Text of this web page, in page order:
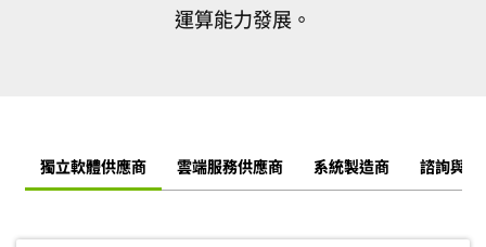
運算能力發展。
獨立軟體供應商 雲端服務供應商 系統製造商 諮詢與服